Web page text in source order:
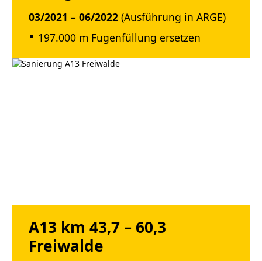
03/2021 – 06/2022 (Ausführung in ARGE)
197.000 m Fugenfüllung ersetzen
A13 km 43,7 – 60,3
Freiwalde